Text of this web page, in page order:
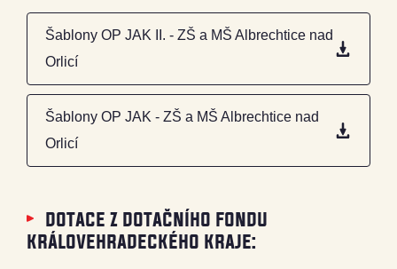
Šablony OP JAK II. - ZŠ a MŠ Albrechtice nad
Orlicí
Šablony OP JAK - ZŠ a MŠ Albrechtice nad
Orlicí
dotace z dotačního fondu
královehradeckého kraje: